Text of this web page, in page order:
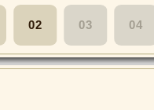
02 03 04